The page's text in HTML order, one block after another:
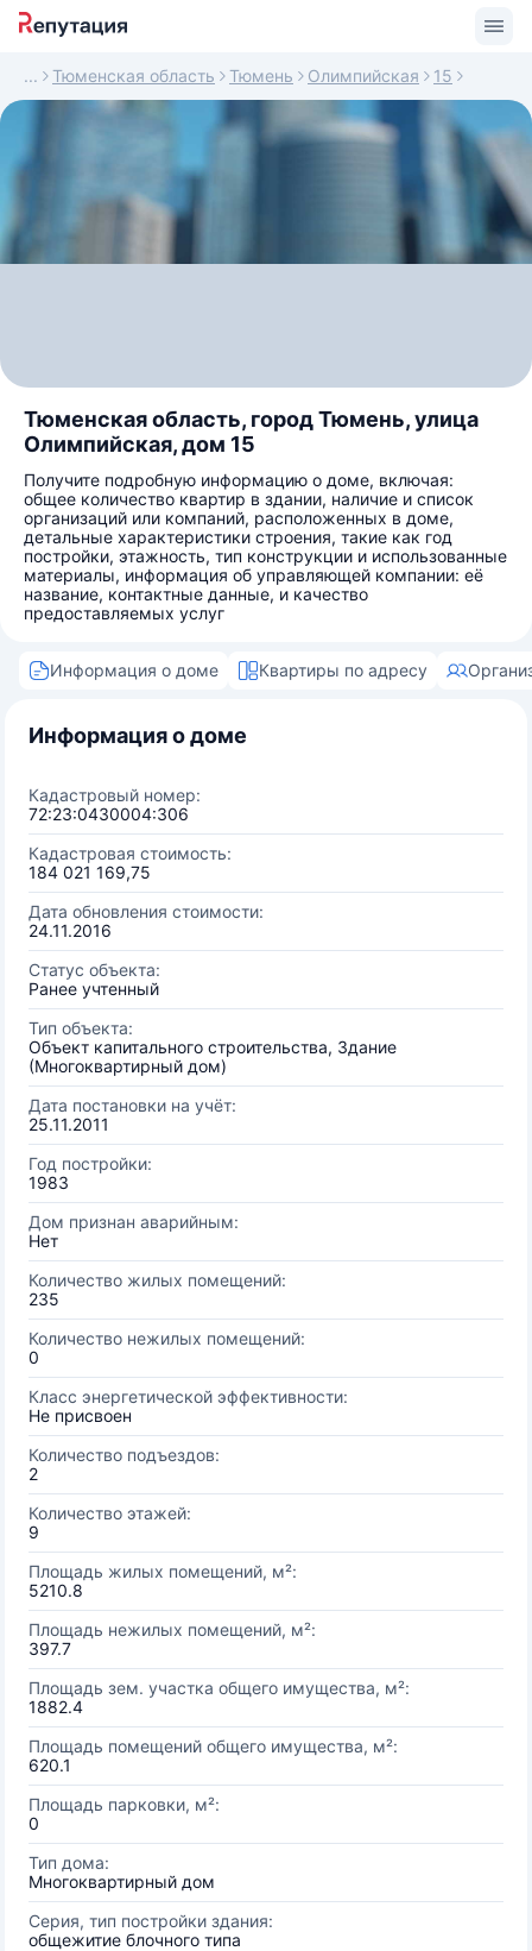
Тюменская область Тюмень Олимпийская 15
Тюменская область, город Тюмень, улица
Олимпийская, дом 15
Получите подробную информацию о доме, включая:
общее количество квартир в здании, наличие и список
организаций или компаний, расположенных в доме,
детальные характеристики строения, такие как год
постройки, этажность, тип конструкции и использованные
материалы, информация об управляющей компании: её
название, контактные данные, и качество
предоставляемых услуг
Информация о доме Квартиры по адресу
Информация о доме
Кадастровый номер:
72:23:0430004:306
Кадастровая стоимость:
184 021 169,75
Дата обновления стоимости:
24.11.2016
Статус объекта:
Ранее учтенный
Тип объекта:
Объект капитального строительства, Здание
(Многоквартирный дом)
Дата постановки на учёт:
25.11.2011
Год постройки:
1983
Дом признан аварийным:
Нет
Количество жилых помещений:
235
Количество нежилых помещений:
0
Класс энергетической эффективности:
Не присвоен
Количество подъездов:
2
Количество этажей:
9
Площадь жилых помещений, м²:
5210.8
Площадь нежилых помещений, м²:
397.7
Площадь зем. участка общего имущества, м²:
1882.4
Площадь помещений общего имущества, м²:
620.1
Площадь парковки, м²:
0
Тип дома:
Многоквартирный дом
Серия, тип постройки здания:
общежитие блочного типа